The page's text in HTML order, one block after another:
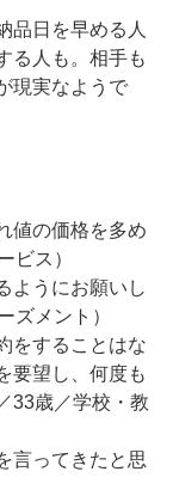
品日を早める人
る人も。相手も
現実なようで
値の価格を多め
ビス）
ようにお願いし
ズメント）
をすることはな
要望し、何度も
33歳／学校・教
言ってきたと思